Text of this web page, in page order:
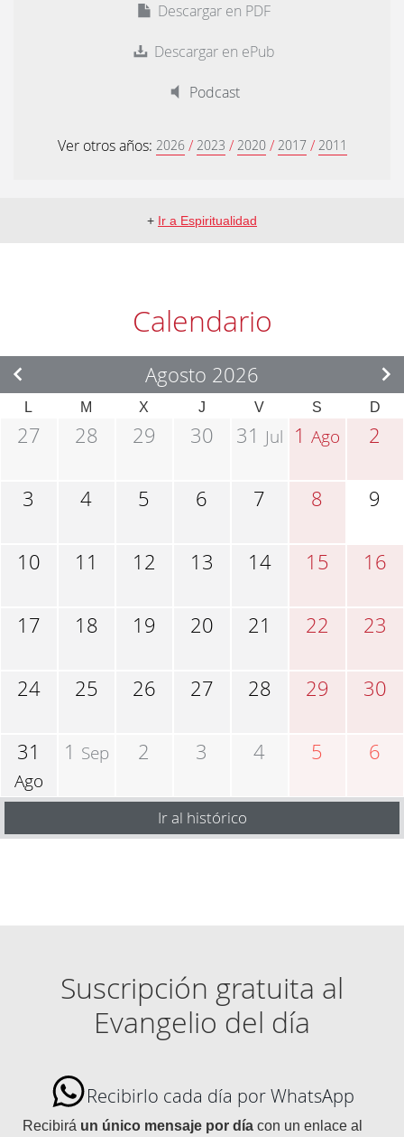
Descargar en PDF
Descargar en ePub
Podcast
Ver otros años: 2026 / 2023 / 2020 / 2017 / 2011
+ Ir a Espiritualidad
Calendario
Agosto 2026
L M X J V S D
27 28 29 30 31 Jul 1Ago 2
3 4 5 6 7 8 9
10 11 12 13 14 15 16
17 18 19 20 21 22 23
24 25 26 27 28 29 30
31
Ago
1 Sep 2 3 4 5 6
Ir al histórico
Suscripción gratuita al
Evangelio del día
Recibirlo cada día por WhatsApp
Recibirá un único mensaje por día con un enlace al